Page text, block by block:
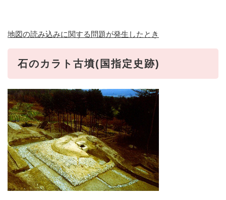
地図の読み込みに関する問題が発生したとき
石のカラト古墳(国指定史跡)